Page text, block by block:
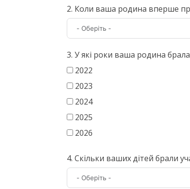
2. Коли ваша родина вперше
3. У які роки ваша родина брала
2022
2023
2024
2025
2026
4. Скільки ваших дітей брали